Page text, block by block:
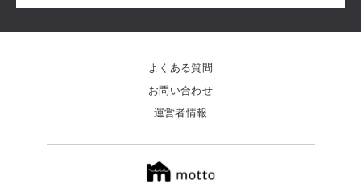
よくある質問
お問い合わせ
運営者情報